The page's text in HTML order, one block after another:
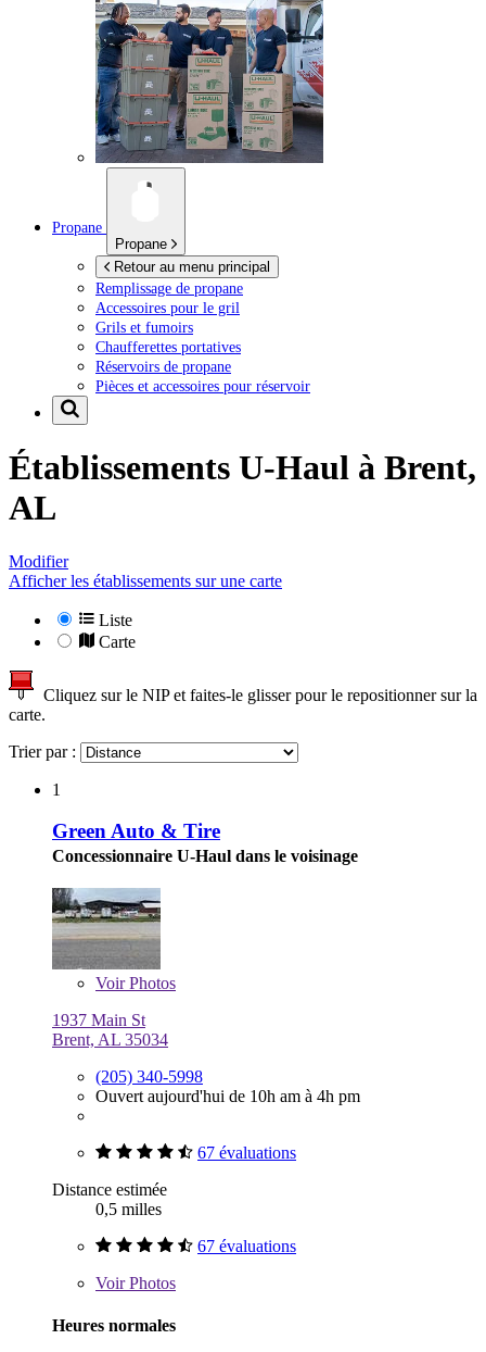
Propane
Propane
Retour au menu principal
Remplissage de propane
Accessoires pour le gril
Grils et fumoirs
Chaufferettes portatives
Réservoirs de propane
Pièces et accessoires pour réservoir
Établissements U-Haul à Brent,
AL
Modifier
Afficher les établissements sur une carte
Liste
Carte
Cliquez sur le NIP et faites-le glisser pour le repositionner sur la
carte.
Trier par :
1
Green Auto & Tire
Concessionnaire U-Haul dans le voisinage
VoirPhotos
1937 Main St
Brent, AL 35034
(205) 340-5998
Ouvert aujourd'hui de 10h am à 4h pm
67 évaluations
Distance estimée
0,5 milles
67 évaluations
VoirPhotos
Heures normales